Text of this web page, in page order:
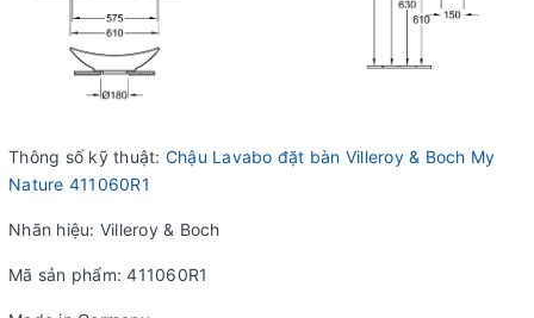
Thông số kỹ thuật: Chậu Lavabo đặt bàn Villeroy & Boch My
Nature 411060R1
Nhãn hiệu: Villeroy & Boch
Mã sản phẩm: 411060R1